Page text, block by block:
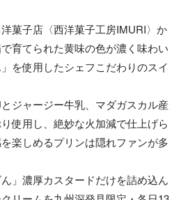
菓子店〈西洋菓子工房IMURI〉か
育てられた黄味の色が濃く味わい
を使用したシェフこだわりのスイ
ジャージー牛乳、マダガスカル産
使用し、絶妙な火加減で仕上げら
楽しめるプリンは隠れファンが多
」濃厚カスタードだけを詰め込ん